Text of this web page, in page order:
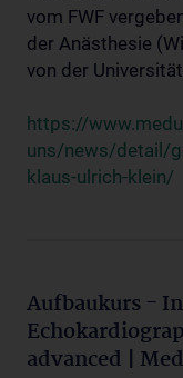
vom FWF
der Anästhesie
von der
https://
uns/news/detail/
klaus-ulrich-klein/
Aufbaukurs -
advanced |